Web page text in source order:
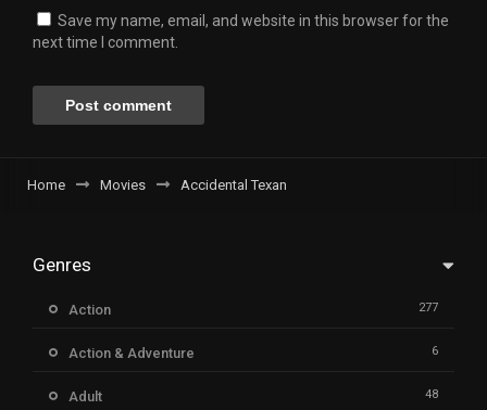
Save my name, email, and website in this browser for the
next time I comment.
Home Movies Accidental Texan
Genres
Action 277
Action & Adventure 6
Adult 48